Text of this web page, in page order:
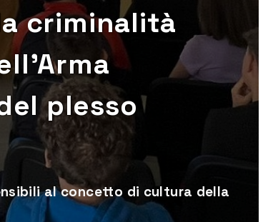
criminalità
plesso
al concetto di cultura della